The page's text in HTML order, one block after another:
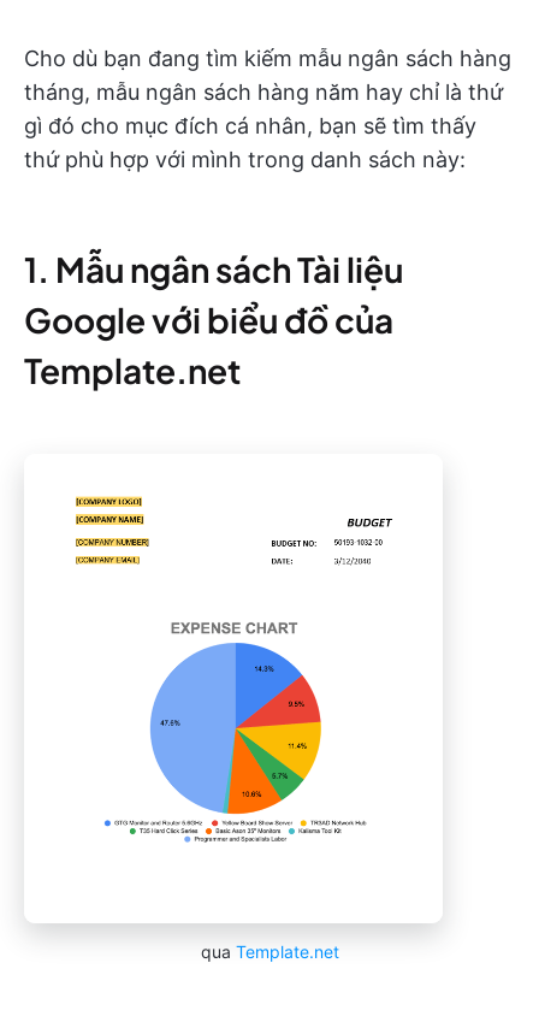
Cho dù bạn đang tìm kiếm mẫu ngân sách hàng
tháng, mẫu ngân sách hàng năm hay chỉ là thứ
gì đó cho mục đích cá nhân, bạn sẽ tìm thấy
thứ phù hợp với mình trong danh sách này:
1. Mẫu ngân sách Tài liệu
Google với biểu đồ của
Template.net
qua Template.net